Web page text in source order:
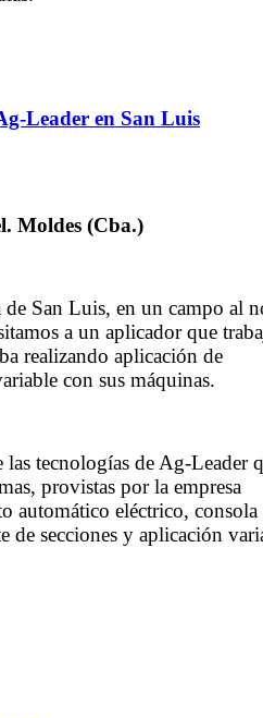
Leader en San Luis
Moldes (Cba.)
San Luis, en un campo al
a un aplicador que
realizando aplicación de
con sus máquinas.
las tecnologías de Ag-Leader
provistas por la empresa
automático eléctrico, consola
de secciones y aplicación